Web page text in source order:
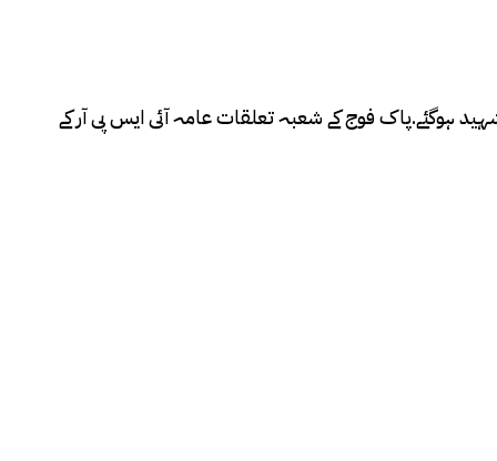
ہوگئے.پاک فوج کے شعبہ تعلقات عامہ آئی ایس پی آر کے